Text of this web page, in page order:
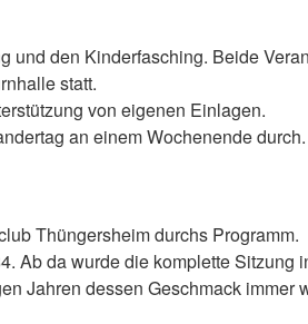
den Kinderfasching. Beide
statt.
von eigenen Einlagen.
an einem Wochenende durch.
Thüngersheim durchs Programm.
Ab da wurde die komplette
Jahren dessen Geschmack immer